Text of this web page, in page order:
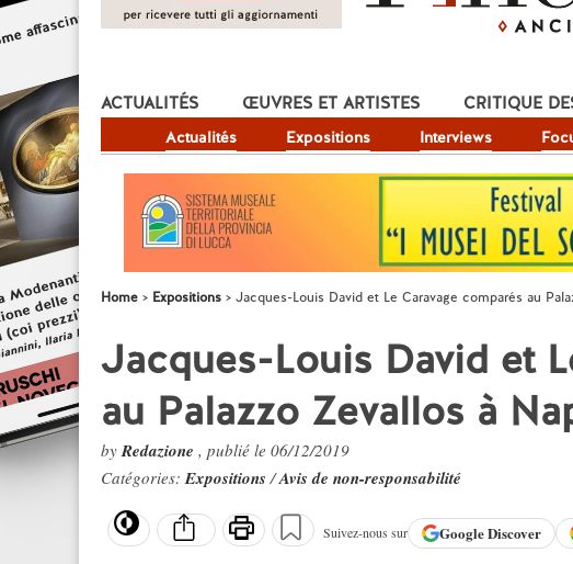
ACTUALITÉS
Actualités Expositions Interviews
ŒUVRES ET ARTISTES CRITIQUE
Home Expositions Jacques-Louis David et Le Caravage comparés au
Jacques-Louis David et
au Palazzo Zevallos à
byRedazione , publié le 06/12/2019
Catégories:Expositions/Avis de non-responsabilité
Suivez-nous sur GoogleDiscover